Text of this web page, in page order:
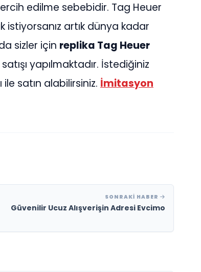
edilme sebebidir. Tag Heuer
artık dünya kadar
sizler için replika Tag Heuer
yapılmaktadır. İstediğiniz
satın alabilirsiniz. İmitasyon
SONRAKI HABER
Güvenilir Ucuz Alışverişin Adresi Evcimo